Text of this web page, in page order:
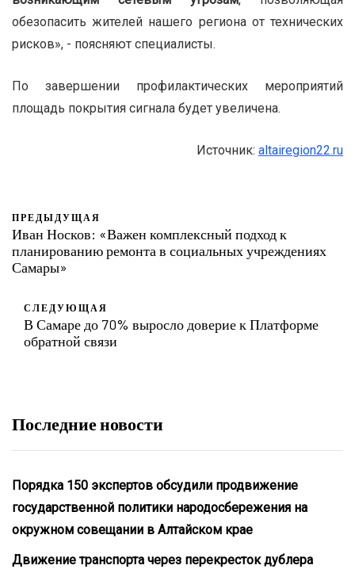
обезопасить жителей нашего региона от технических
рисков», - поясняют специалисты.
По завершении профилактических мероприятий
площадь покрытия сигнала будет увеличена.
Источник: altairegion22.ru
ПРЕДЫДУЩАЯ
Иван Носков: «Важен комплексный подход к
планированию ремонта в социальных учреждениях
Самары»
СЛЕДУЮЩАЯ
В Самаре до 70% выросло доверие к Платформе
обратной связи
Последние новости
Порядка 150 экспертов обсудили продвижение
государственной политики народосбережения на
окружном совещании в Алтайском крае
Движение транспорта через перекресток дублера